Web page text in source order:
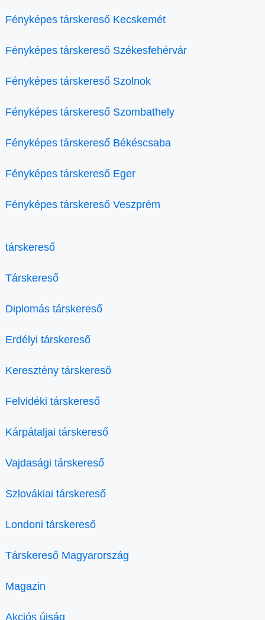
Fényképes társkereső Kecskemét
Fényképes társkereső Székesfehérvár
Fényképes társkereső Szolnok
Fényképes társkereső Szombathely
Fényképes társkereső Békéscsaba
Fényképes társkereső Eger
Fényképes társkereső Veszprém
társkereső
Társkereső
Diplomás társkereső
Erdélyi társkereső
Keresztény társkereső
Felvidéki társkereső
Kárpátaljai társkereső
Vajdasági társkereső
Szlovákiai társkereső
Londoni társkereső
Társkereső Magyarország
Magazin
Akciós újság